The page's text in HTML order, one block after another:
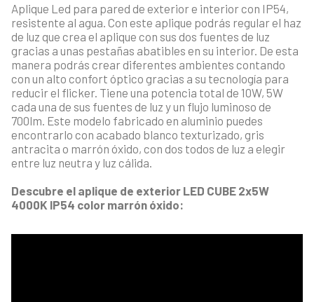
Aplique Led para pared de exterior e interior con IP54,
resistente al agua. Con este aplique podrás regular el haz
de luz que crea el aplique con sus dos fuentes de luz
gracias a unas pestañas abatibles en su interior. De esta
manera podrás crear diferentes ambientes contando
con un alto confort óptico gracias a su tecnología para
reducir el flicker. Tiene una potencia total de 10W, 5W
cada una de sus fuentes de luz y un flujo luminoso de
700lm. Este modelo fabricado en aluminio puedes
encontrarlo con acabado blanco texturizado, gris
antracita o marrón óxido, con dos todos de luz a elegir
entre luz neutra y luz cálida.
Descubre el aplique de exterior LED CUBE 2x5W
4000K IP54 color marrón óxido: